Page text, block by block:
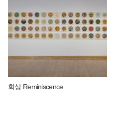
회상 Reminiscence